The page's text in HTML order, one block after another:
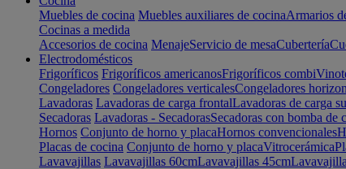
Muebles de cocina Muebles auxiliares de cocinaArmarios
Cocinas a medida
Accesorios de cocina MenajeServicio de mesaCubertería
Electrodomésticos
Frigoríficos Frigoríficos americanosFrigoríficos combi
Congeladores Congeladores verticalesCongeladores
Lavadoras Lavadoras de carga frontalLavadoras de carga
Secadoras Lavadoras - SecadorasSecadoras con bomba de
Hornos Conjunto de horno y placaHornos convencionales
Placas de cocina Conjunto de horno y placaVitrocerámica
Lavavajillas Lavavajillas 60cmLavavajillas 45cm